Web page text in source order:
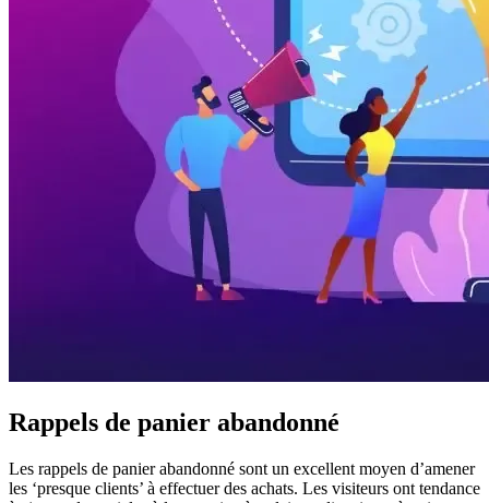
Rappels de panier abandonné
Les rappels de panier abandonné sont un excellent moyen d’amener
les ‘presque clients’ à effectuer des achats. Les visiteurs ont tendance